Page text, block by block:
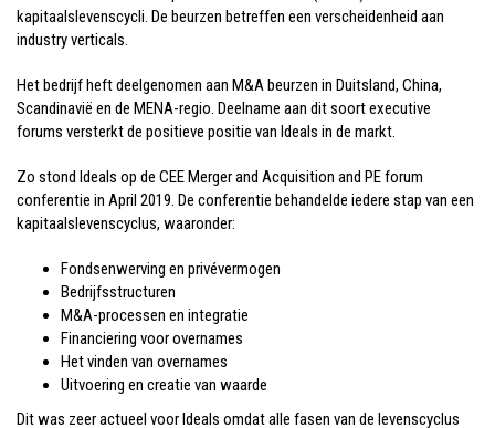
kapitaalslevenscycli. De beurzen betreffen een verscheidenheid aan
industry verticals.
Het bedrijf heft deelgenomen aan M&A beurzen in Duitsland, China,
Scandinavië en de MENA-regio. Deelname aan dit soort executive
forums versterkt de positieve positie van Ideals in de markt.
Zo stond Ideals op de CEE Merger and Acquisition and PE forum
conferentie in April 2019. De conferentie behandelde iedere stap van een
kapitaalslevenscyclus, waaronder:
Fondsenwerving en privévermogen
Bedrijfsstructuren
M&A-processen en integratie
Financiering voor overnames
Het vinden van overnames
Uitvoering en creatie van waarde
Dit was zeer actueel voor Ideals omdat alle fasen van de levenscyclus